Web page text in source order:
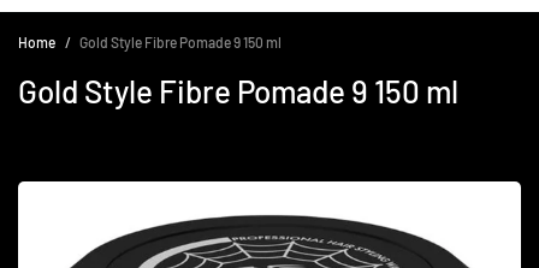
Home Gold Style Fibre Pomade 9 150 ml
Gold Style Fibre Pomade 9 150 ml